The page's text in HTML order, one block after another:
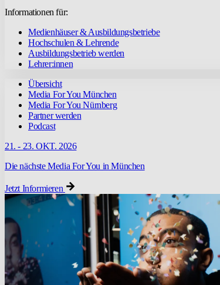
Informationen für:
Medienhäuser & Ausbildungsbetriebe
Hochschulen & Lehrende
Ausbildungsbetrieb werden
Lehrer:innen
Übersicht
Media For You München
Media For You Nürnberg
Partner werden
Podcast
21. - 23. OKT. 2026
Die nächste Media For You in München
Jetzt Informieren